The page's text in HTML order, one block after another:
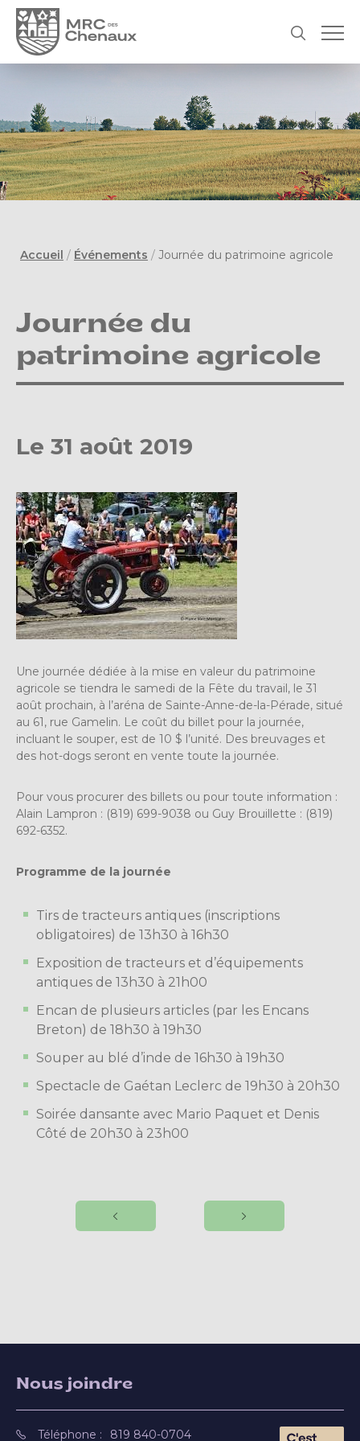
Accueil / Événements / Journée du patrimoine agricole
Journée du
patrimoine agricole
Le 31 août 2019
Une journée dédiée à la mise en valeur du patrimoine
agricole se tiendra le samedi de la Fête du travail, le 31
août prochain, à l’aréna de Sainte-Anne-de-la-Pérade, situé
au 61, rue Gamelin. Le coût du billet pour la journée,
incluant le souper, est de 10 $ l’unité. Des breuvages et
des hot-dogs seront en vente toute la journée.
Pour vous procurer des billets ou pour toute information :
Alain Lampron : (819) 699-9038 ou Guy Brouillette : (819)
692-6352.
Programme de la journée
Tirs de tracteurs antiques (inscriptions
obligatoires) de 13h30 à 16h30
Exposition de tracteurs et d’équipements
antiques de 13h30 à 21h00
Encan de plusieurs articles (par les Encans
Breton) de 18h30 à 19h30
Souper au blé d’inde de 16h30 à 19h30
Spectacle de Gaétan Leclerc de 19h30 à 20h30
Soirée dansante avec Mario Paquet et Denis
Côté de 20h30 à 23h00
Nous joindre
Téléphone : 819 840-0704